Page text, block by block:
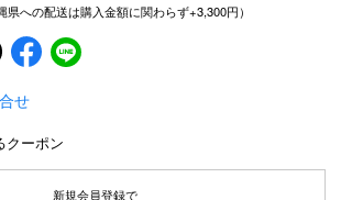
県への配送は購入金額に関わらず+3,300円）
せ
クーポン
新規会員登録で